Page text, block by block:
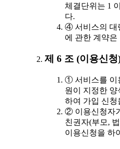
체결단위는 1
다.
④ 서비스의 대
에 관한 계약
제 6 조 (이용신청
① 서비스를 이
원이 지정한
하여 가입 신청
② 이용신청자
친권자(부모,
이용신청을 하